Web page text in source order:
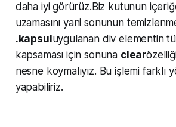
daha iyi görürüz.Biz kutunun
uzamasını yani sonunun
.kapsul uygulanan div elementin
kapsaması için sonuna clear
nesne koymalıyız. Bu işlemi farklı
yapabiliriz.